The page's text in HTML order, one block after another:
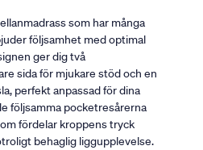
som har många
följsamhet med optimal
ger dig två
sida för mjukare stöd och en
perfekt anpassad för dina
följsamma pocketresårerna
fördelar kroppens tryck
behaglig liggupplevelse.